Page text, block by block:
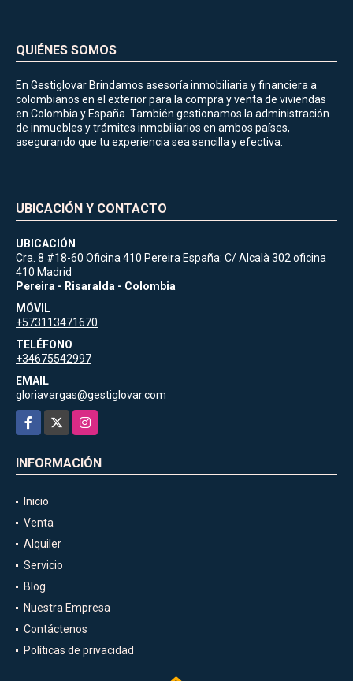
QUIÉNES SOMOS
En Gestiglovar Brindamos asesoría inmobiliaria y financiera a
colombianos en el exterior para la compra y venta de viviendas
en Colombia y España. También gestionamos la administración
de inmuebles y trámites inmobiliarios en ambos países,
asegurando que tu experiencia sea sencilla y efectiva.
UBICACIÓN Y CONTACTO
UBICACIÓN
Cra. 8 #18-60 Oficina 410 Pereira España: C/ Alcalà 302 oficina
410 Madrid
Pereira - Risaralda - Colombia
MÓVIL
+573113471670
TELÉFONO
+34675542997
EMAIL
gloriavargas@gestiglovar.com
Facebook
Instagram
INFORMACIÓN
Inicio
Venta
Alquiler
Servicio
Blog
Nuestra Empresa
Contáctenos
Políticas de privacidad